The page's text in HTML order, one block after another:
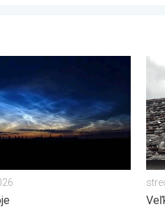
18. júla 2026
svietiacich oblakov.